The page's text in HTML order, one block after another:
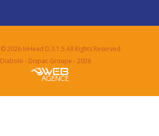
© 2026 InHead D.3.1.5 All Rights Reserved.
Diabolo - Dispac Groupe - 2026